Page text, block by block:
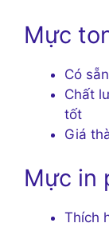
Mực
Có
Chất
tốt
Giá
Mực in
Thích